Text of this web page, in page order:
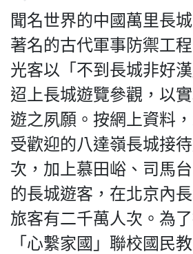
私
隱
政
策
及
免
責
聲
明
©
2018
聞名世界的中國萬里長
著名的古代軍事防禦工
光客以「不到長城非好
迢上長城遊覽參觀，以
遊之夙願。按網上資料
受歡迎的八達嶺長城接
次，加上慕田峪、司馬
的長城遊客，在北京內
旅客有二千萬人次。為
「心繫家國」聯校國民